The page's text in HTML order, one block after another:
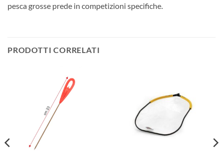
pesca grosse prede in competizioni specifiche.
PRODOTTI CORRELATI